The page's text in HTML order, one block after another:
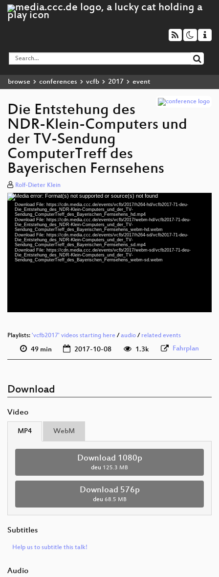
browse conferences vcfb 2017 event
Die Entstehung des
NDR-Klein-Computers und
der TV-Sendung
ComputerTreff des
Bayerischen Fernsehens
Rolf-Dieter Klein
Video
Player
Media error: Format(s) not supported or source(s) not found
Download File: https://cdn.media.ccc.de/events/vcfb/2017/h264-hd/vcfb2017-71-deu-
Die_Entstehung_des_NDR-Klein-Computers_und_der_TV-
Sendung_ComputerTreff_des_Bayerischen_Fernsehens_hd.mp4
Download File: https://cdn.media.ccc.de/events/vcfb/2017/webm-hd/vcfb2017-71-deu-
Die_Entstehung_des_NDR-Klein-Computers_und_der_TV-
Sendung_ComputerTreff_des_Bayerischen_Fernsehens_webm-hd.webm
Download File: https://cdn.media.ccc.de/events/vcfb/2017/h264-sd/vcfb2017-71-deu-
Die_Entstehung_des_NDR-Klein-Computers_und_der_TV-
Sendung_ComputerTreff_des_Bayerischen_Fernsehens_sd.mp4
Download File: https://cdn.media.ccc.de/events/vcfb/2017/webm-sd/vcfb2017-71-deu-
Die_Entstehung_des_NDR-Klein-Computers_und_der_TV-
Sendung_ComputerTreff_des_Bayerischen_Fernsehens_webm-sd.webm
Playlists: 'vcfb2017' videos starting here / audio / related events
49 min 2017-10-08 1.3k Fahrplan
Download
Video
MP4 WebM
Download 1080p
deu 125.3 MB
Download 576p
deu 68.5 MB
Subtitles
Help us to subtitle this talk!
Audio